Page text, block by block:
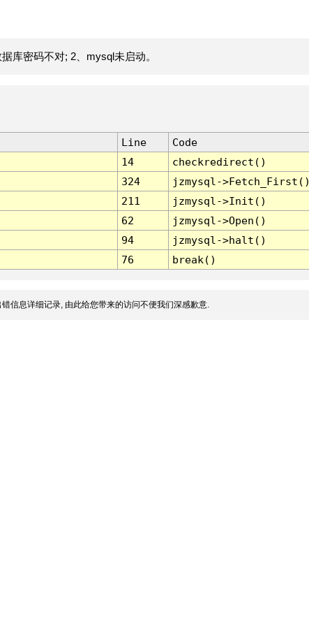
库密码不对; 2、mysql未启动。
Line
Code
14
checkredirect()
324
jzmysql-
211
jzmysql->Init()
62
jzmysql->Open()
94
jzmysql->halt()
76 break()
信息详细记录, 由此给您带来的访问不便我们深感歉意.